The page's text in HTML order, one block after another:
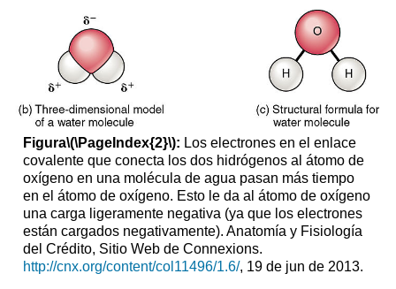
Figura\(\PageIndex{2}\): Los electrones en el enlace
covalente que conecta los dos hidrógenos al átomo de
oxígeno en una molécula de agua pasan más tiempo
en el átomo de oxígeno. Esto le da al átomo de oxígeno
una carga ligeramente negativa (ya que los electrones
están cargados negativamente). Anatomía y Fisiología
del Crédito, Sitio Web de Connexions.
http://cnx.org/content/col11496/1.6/, 19 de jun de 2013.